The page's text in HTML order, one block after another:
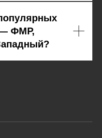
— ФМР,